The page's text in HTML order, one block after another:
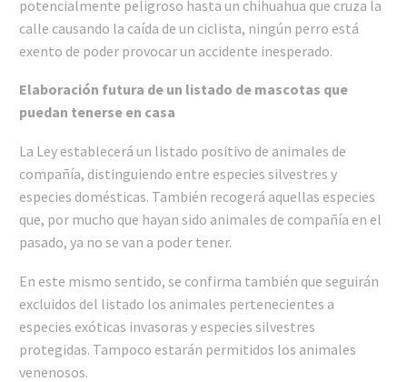
potencialmente peligroso hasta un chihuahua que cruza la
calle causando la caída de un ciclista, ningún perro está
exento de poder provocar un accidente inesperado.
Elaboración futura de un listado de mascotas que
puedan tenerse en casa
La Ley establecerá un listado positivo de animales de
compañía, distinguiendo entre especies silvestres y
especies domésticas. También recogerá aquellas especies
que, por mucho que hayan sido animales de compañía en el
pasado, ya no se van a poder tener.
En este mismo sentido, se confirma también que seguirán
excluidos del listado los animales pertenecientes a
especies exóticas invasoras y especies silvestres
protegidas. Tampoco estarán permitidos los animales
venenosos.